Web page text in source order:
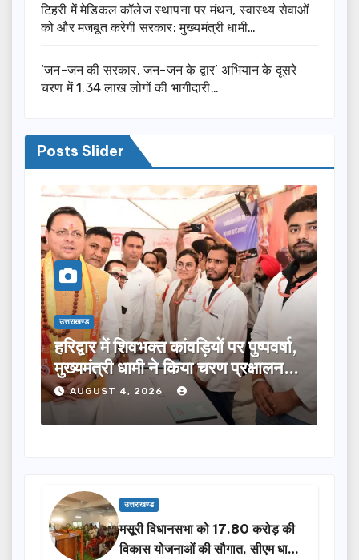
टिहरी में मेडिकल कॉलेज स्थापना पर मंथन, स्वास्थ्य सेवाओं
को और मजबूत करेगी सरकार: मुख्यमंत्री धामी…
‘जन-जन की सरकार, जन-जन के द्वार’ अभियान के दूसरे
चरण में 1.34 लाख लोगों की भागीदारी…
Posts Slider
उत्तराखण्ड
मुख्यमंत्री ने विभिन्न विकास योजनाओं के
लिए ₹5 करोड़ की वित्तीय स्वीकृति दी…
AUGUST 4, 2026
उत्तराखण्ड
मसूरी विधानसभा को 17.80 करोड़ की
विकास योजनाओं की सौगात, सीएम धामी